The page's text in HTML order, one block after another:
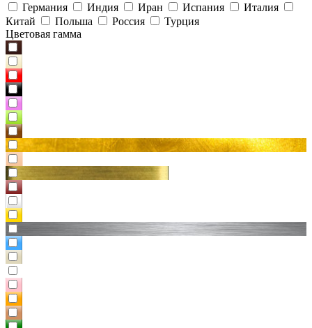
Германия
Индия Иран Испания
Италия
Китай
Польша Россия
Турция
Цветовая гамма